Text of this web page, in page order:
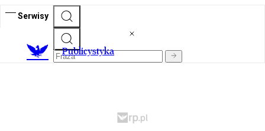
Serwisy
Publicystyka